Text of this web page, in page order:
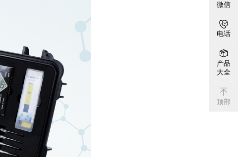
微信
电话
产品
大全
顶部